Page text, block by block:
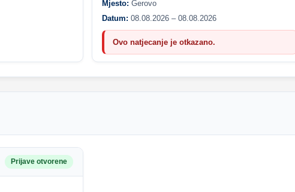
Mjesto: Gerovo
Datum: 08.08.2026 – 08.08.2026
Ovo natjecanje je otkazano.
Prijave otvorene